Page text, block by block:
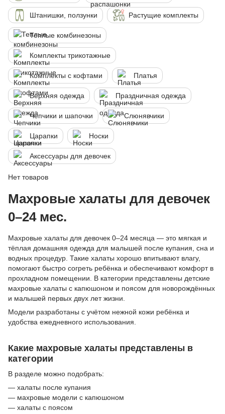
Штанишки, ползунки Растущие комплекты
Теплые комбинезоны
Комплекты трикотажные
Комплекты с кофтами Платья
Верхняя одежда Праздничная одежда
Чепчики и шапочки Слюнявчики
Царапки Носки
Аксессуары для девочек
Нет товаров
Махровые халаты для девочек
0–24 мес.
Махровые халаты для девочек 0–24 месяца — это мягкая и
тёплая домашняя одежда для малышей после купания, сна и
водных процедур. Такие халаты хорошо впитывают влагу,
помогают быстро согреть ребёнка и обеспечивают комфорт в
прохладном помещении. В категории представлены детские
махровые халаты с капюшоном и поясом для новорождённых
и малышей первых двух лет жизни.
Модели разработаны с учётом нежной кожи ребёнка и
удобства ежедневного использования.
Какие махровые халаты представлены в
категории
В разделе можно подобрать:
— халаты после купания
— махровые модели с капюшоном
— халаты с поясом